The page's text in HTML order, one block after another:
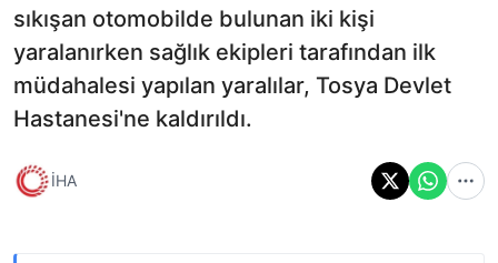
sıkışan otomobilde bulunan iki kişi
yaralanırken sağlık ekipleri tarafından ilk
müdahalesi yapılan yaralılar, Tosya Devlet
Hastanesi'ne kaldırıldı.
İHA